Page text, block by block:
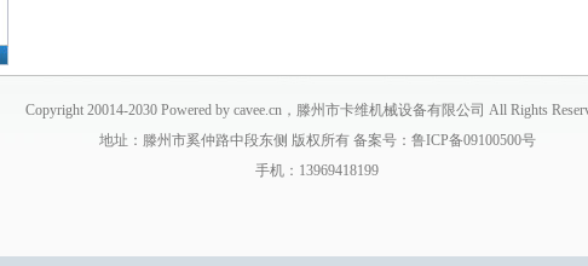
Copyright 20014-2030 Powered by cavee.cn，滕州市卡维机械设备有限公司 All Rights
地址：滕州市奚仲路中段东侧 版权所有 备案号：鲁ICP备09100500号
手机：13969418199